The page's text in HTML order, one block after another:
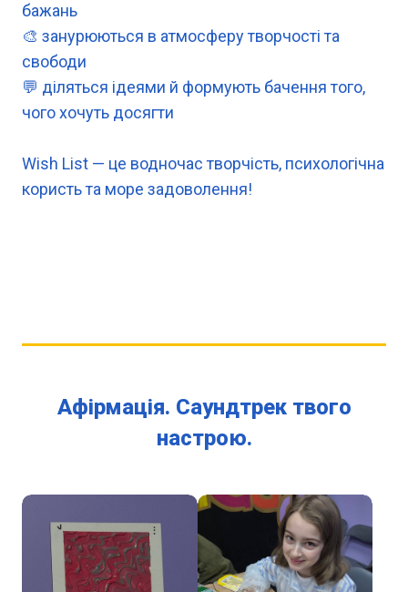
бажань
🎨 занурюються в атмосферу творчості та
свободи
💬 діляться ідеями й формують бачення того,
чого хочуть досягти
Wish List — це водночас творчість, психологічна
користь та море задоволення!
Афірмація. Саундтрек твого
настрою.